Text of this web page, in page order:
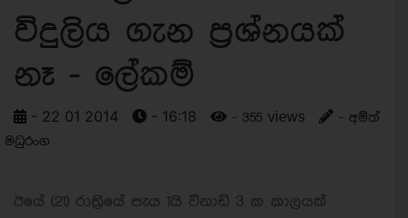
විදුලිය ගැන ප්‍රශ්නයක්
නෑ - ලේකම්
- 22 01 2014 - 16:18 - 355 views
- අම්ත්
මධුරංග
ඊයේ (21) රාත්‍රියේ පැය 1යි විනාඩි 3 ක කාලයක්